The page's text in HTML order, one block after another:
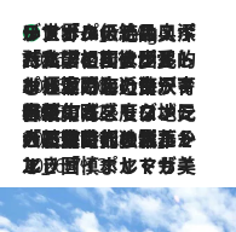
11 Hours Ago
リスボンの絶品スイーツ「パステル・デ・ナタ」とは？ポルトガル伝統の奥深い世界へ
2026.7.27
「私の祖国はポルトガル語です」国民的詩人フェルナンド・ペソアと、彼が愛した文学の街を歩く
2026.7.26
ポルトガル近海が育む極上の海の幸。キリリと冷えた白ワインと愉しむ、シーフード専門店の贅沢
2026.7.22
伝統の味をモダンに昇華。高感度な地元客が集う、リスボンの最旬ガストロノミー
2026.7.21
大航海時代の栄華から、震災、独裁、そして革命へ。ポルトガル・首都リスボンの石畳に刻まれた「歴史の光と影」
2026.7.13
エッセイ・ヤマザキマリ「慎ましくも美しき国 ポルトガル」